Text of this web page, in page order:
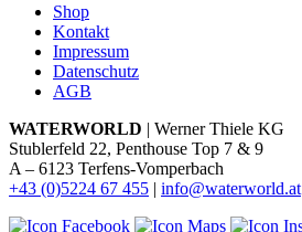
Shop
Kontakt
Impressum
Datenschutz
AGB
WATERWORLD | Werner Thiele KG
Stublerfeld 22, Penthouse Top 7 & 9
A – 6123 Terfens-Vomperbach
+43 (0)5224 67 455 | info@waterworld.at